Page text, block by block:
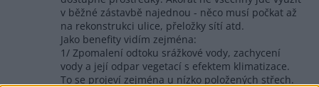
v běžné zástavbě najednou - něco musí počkat až
na rekonstrukci ulice, přeložky sítí atd.
Jako benefity vidím zejména:
1/ Zpomalení odtoku srážkové vody, zachycení
vody a její odpar vegetací s efektem klimatizace.
To se projeví zejména u nízko položených střech.